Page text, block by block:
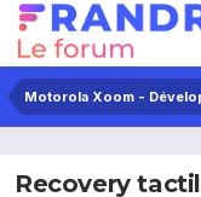
Motorola Xoom -
Recovery